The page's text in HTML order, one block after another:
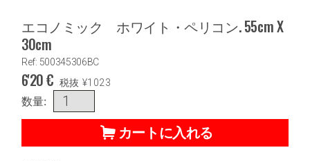
エコノミック ホワイト・ペリコン. 55cm X
30cm
Ref: 500345306BC
6'20€ 税抜 ¥1023
数量:
カートに入れる